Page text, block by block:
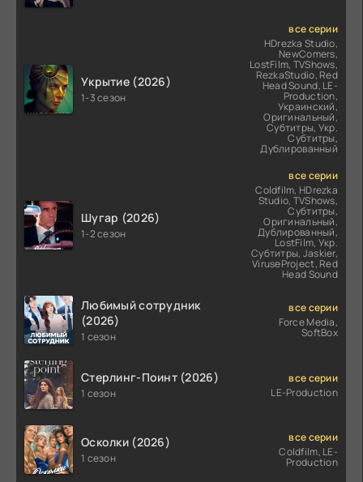
Укрытие (2026)
1-3 сезон
все серии
HDrezka Studio,
NewComers,
LostFilm, TVShows,
RezkaStudio, Red
Head Sound, LE-
Production,
Украинский,
Оригинальный,
Субтитры, Укр.
Субтитры,
Дублированный
Шугар (2026)
1-2 сезон
все серии
Coldfilm, HDrezka
Studio, TVShows,
Субтитры,
Оригинальный,
Дублированный,
LostFilm, Укр.
Субтитры, Jaskier,
ViruseProject, Red
Head Sound
Любимый сотрудник
(2026)
1 сезон
все серии
Force Media,
SoftBox
Стерлинг-Поинт (2026)
1 сезон
все серии
LE-Production
Осколки (2026)
1 сезон
все серии
Coldfilm, LE-
Production